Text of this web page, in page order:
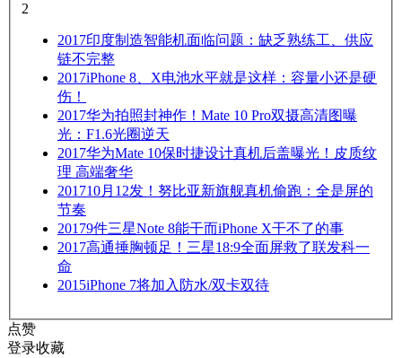
2
2017印度制造智能机面临问题：缺乏熟练工、供应
链不完整
2017iPhone 8、X电池水平就是这样：容量小还是硬
伤！
2017华为拍照封神作！Mate 10 Pro双摄高清图曝
光：F1.6光圈逆天
2017华为Mate 10保时捷设计真机后盖曝光！皮质纹
理 高端奢华
201710月12发！努比亚新旗舰真机偷跑：全是屏的
节奏
20179件三星Note 8能干而iPhone X干不了的事
2017高通捶胸顿足！三星18:9全面屏救了联发科一
命
2015iPhone 7将加入防水/双卡双待
点赞
登录收藏